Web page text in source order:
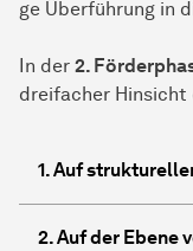
ge Überführung in
In der 2.
dreifacher
1. Auf
2. Auf der Ebene